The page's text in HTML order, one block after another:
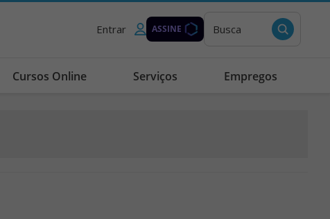
Entrar ASSINE Busca
Cursos Online Serviços Empregos